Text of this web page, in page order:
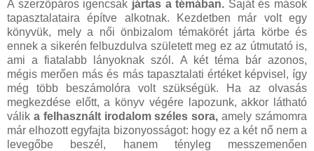
A szerzőpáros igencsak jártas a témában. Saját és mások
tapasztalataira építve alkotnak. Kezdetben már volt egy
könyvük, mely a női önbizalom témakörét járta körbe és
ennek a sikerén felbuzdulva született meg ez az útmutató is,
ami a fiatalabb lányoknak szól. A két téma bár azonos,
mégis merően más és más tapasztalati értéket képvisel, így
még több beszámolóra volt szükségük. Ha az olvasás
megkezdése előtt, a könyv végére lapozunk, akkor látható
válik a felhasznált irodalom széles sora,amely számomra
már elhozott egyfajta bizonyosságot: hogy ez a két nő nem a
levegőbe beszél, hanem tényleg messzemenően